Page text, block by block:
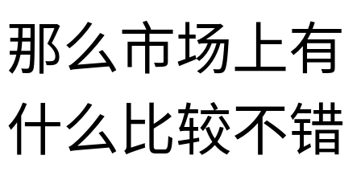
那么市场上有
什么比较不错